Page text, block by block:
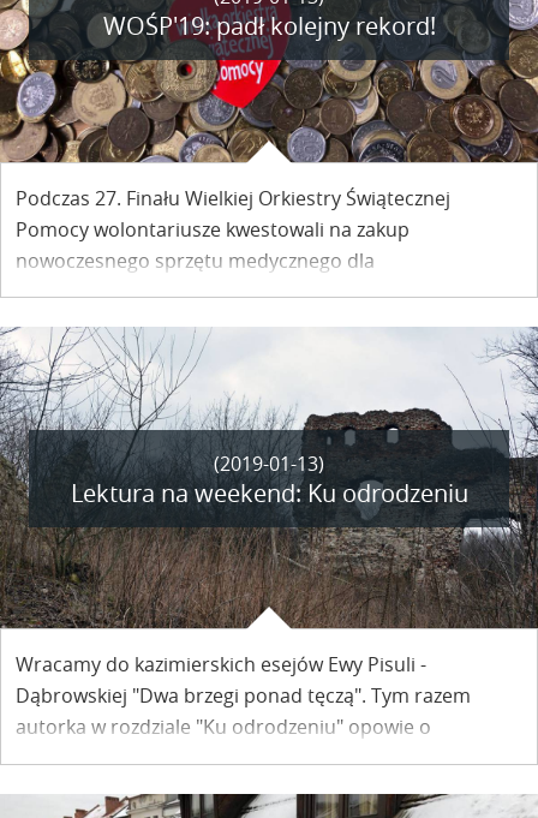
WOŚP'19: padł kolejny rekord!
Podczas 27. Finału Wielkiej Orkiestry Świątecznej
Pomocy wolontariusze kwestowali na zakup
nowoczesnego sprzętu medycznego dla
specjalistycznych szpitali dziecięcych. Także w
Kazimierzu, gdzie od 20 lat działa sztab WOŚP przy
Koszczycu.
(2019-01-13)
Lektura na weekend: Ku odrodzeniu
Wracamy do kazimierskich esejów Ewy Pisuli -
Dąbrowskiej "Dwa brzegi ponad tęczą". Tym razem
autorka w rozdziale "Ku odrodzeniu" opowie o
początkach Kazimierza.